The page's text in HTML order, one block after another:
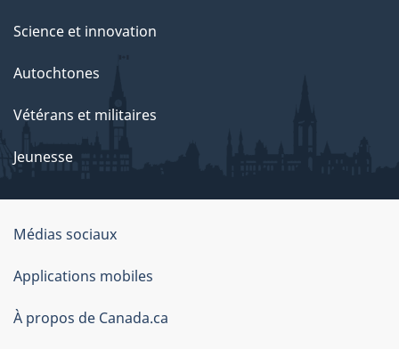
Science et innovation
Autochtones
Vétérans et militaires
Jeunesse
À
propos
de
Médias sociaux
Applications mobiles
À propos de Canada.ca